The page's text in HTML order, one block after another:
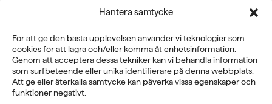
Hantera samtycke
För att ge den bästa upplevelsen använder vi teknologier som
cookies för att lagra och/eller komma åt enhetsinformation.
Genom att acceptera dessa tekniker kan vi behandla information
som surfbeteende eller unika identifierare på denna webbplats.
Att ge eller återkalla samtycke kan påverka vissa egenskaper och
funktioner negativt.
Rosendalsvägen 18b, SE-14143 Huddinge
VERKSAMHETSOMRÅDEN
REHABILITERING
GYM
ICE POWER
SERVICE
FÖRETAG